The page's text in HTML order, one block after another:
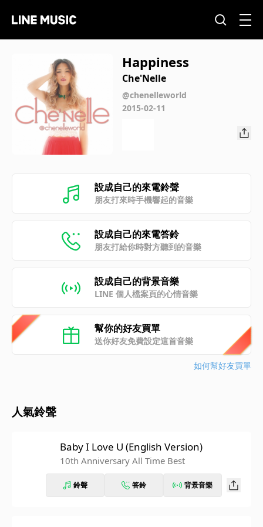
Happiness
Che'Nelle
@chenelleworld
2015-02-11
設成自己的來電鈴聲
朋友打來時手機響起的音樂
設成自己的來電答鈴
朋友打給你時對方聽到的音樂
設成自己的背景音樂
LINE 個人檔案頁的心情音樂
幫你的好友買單
送你好友免費設定這首音樂
如何幫好友買單
人氣鈴聲
Baby I Love U (English Version)
10th Anniversary All Time Best
鈴聲 答鈴 背景音樂